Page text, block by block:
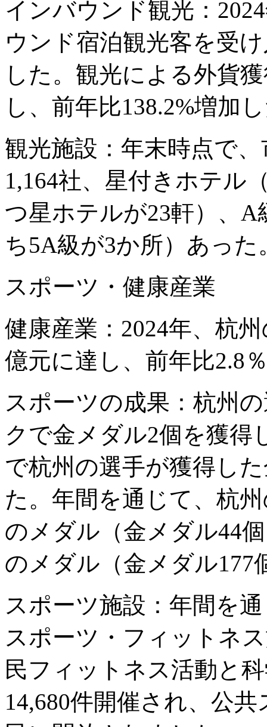
インバウンド観光：
ウンド宿泊観光客を受
した。観光による外貨
し、前年比138.2%増加
観光施設：年末時点で
1,164社、星付きホテル
つ星ホテルが23軒）、
ち5A級が3か所）あった
スポーツ・健康産業
健康産業：2024年、杭
億元に達し、前年比2.8
スポーツの成果：杭州
クで金メダル2個を獲得
で杭州の選手が獲得し
た。年間を通じて、杭
のメダル（金メダル44
のメダル（金メダル177
スポーツ施設：年間を
スポーツ・フィットネ
民フィットネス活動と
14,680件開催され、公